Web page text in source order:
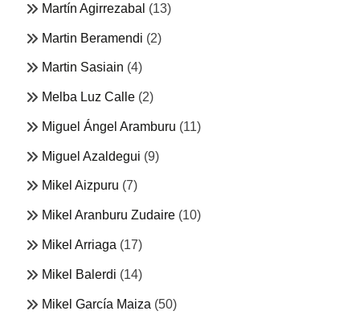
Martín Agirrezabal (13)
Martin Beramendi (2)
Martin Sasiain (4)
Melba Luz Calle (2)
Miguel Ángel Aramburu (11)
Miguel Azaldegui (9)
Mikel Aizpuru (7)
Mikel Aranburu Zudaire (10)
Mikel Arriaga (17)
Mikel Balerdi (14)
Mikel García Maiza (50)